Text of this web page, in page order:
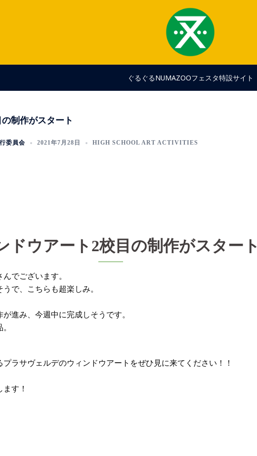
ぐるぐるNUMAZOOフェスタ特設サイト
制作がスタート
委員会 2021年7月28日 HIGH SCHOOL ART ACTIVITIES
ドウアート2校目の制作がスタート
でございます。
で、こちらも超楽しみ。
進み、今週中に完成しそうです。
ラサヴェルデのウィンドウアートをぜひ見に来てください！！
す！